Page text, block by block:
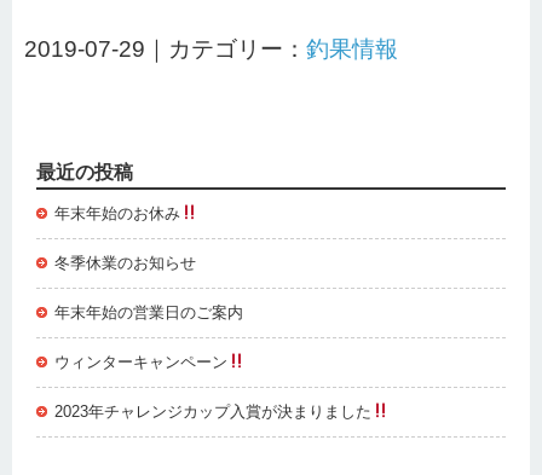
2019-07-29｜カテゴリー： 釣果情報
最近の投稿
年末年始のお休み
冬季休業のお知らせ
年末年始の営業日のご案内
ウィンターキャンペーン
2023年チャレンジカップ入賞が決まりました